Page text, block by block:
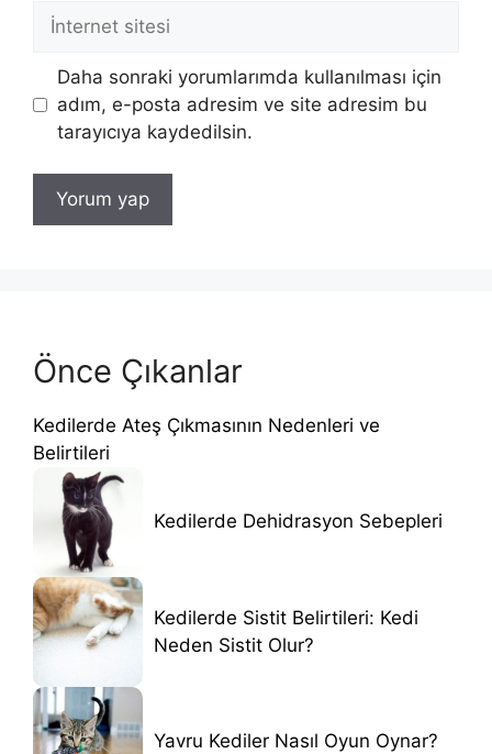
İnternet
sitesi
Daha sonraki yorumlarımda kullanılması için
adım, e-posta adresim ve site adresim bu
tarayıcıya kaydedilsin.
Önce Çıkanlar
Kedilerde Ateş Çıkmasının Nedenleri ve
Belirtileri
Kedilerde Dehidrasyon Sebepleri
Kedilerde Sistit Belirtileri: Kedi
Neden Sistit Olur?
Yavru Kediler Nasıl Oyun Oynar?